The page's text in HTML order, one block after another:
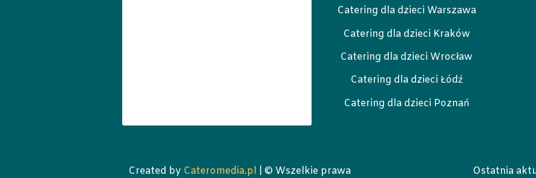
Catering dla dzieci Warszawa
Catering dla dzieci Kraków
Catering dla dzieci Wrocław
Catering dla dzieci Łódź
Catering dla dzieci Poznań
Created by Cateromedia.pl | © Wszelkie prawa Ostatnia